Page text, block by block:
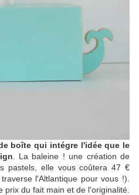
boîte qui intégre l'idée que le
. La baleine ! une création de
pastels, elle vous coûtera 47 €
l'Altlantique pour vous !).
du fait main et de l'originalité.